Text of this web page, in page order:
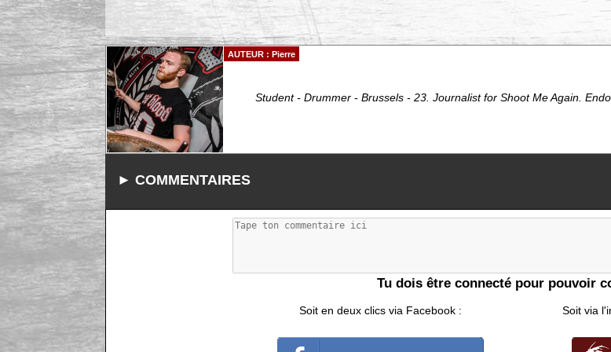
AUTEUR : Pierre
Student - Drummer - Brussels - 23. Journalist for Shoot Me Again.
► COMMENTAIRES
Tu dois être connecté pour pouvoir
Soit en deux clics via Facebook : Soit via